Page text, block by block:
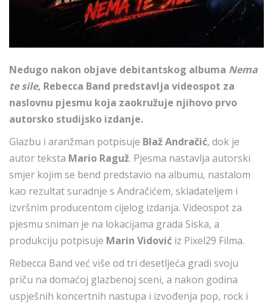
Nedugo nakon objave debitantskog albuma Nema
te sile, Rebecca Band predstavlja videospot za
naslovnu pjesmu koja zaokružuje njihovo prvo
autorsko studijsko izdanje.
Glazbu i aranžman potpisuje Blaž Andračić, dok je
autor teksta Mario Raguž. Pjesma nastavlja autorski
smjer kojim se bend predstavio na albumu, nastalom
kao rezultat suradnje s Andračićem, skladateljem i
izvršnim producentom cijelog izdanja. Videospot za
pjesmu sniman je na lokacijama grada Siska, a
produkciju potpisuje Marin Vidović iz Pixel29 Filma.
Rebecca Band već više od tri desetljeća gradi svoju
priču na domaćoj glazbenoj sceni, a nakon godina
uspješnih koncertnih nastupa i izvođenja pop, rock i